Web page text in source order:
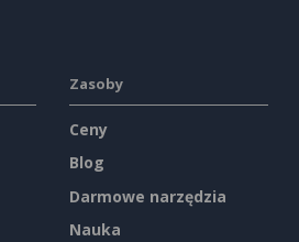
Zasoby
Ceny
Blog
Darmowe narzędzia
Nauka